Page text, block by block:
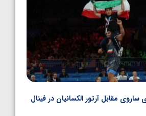
مقابل آرتور الکسانیان در فینال